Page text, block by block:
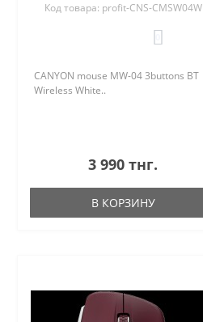
Код товара: profit-CNS-CMSW04W
CANYON mouse MW-04 3buttons BT
Wireless White..
3 990 тнг.
В КОРЗИНУ